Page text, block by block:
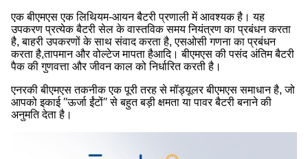
एक बीएमएस एक लिथियम-आयन बैटरी प्रणाली में आवश्यक है। यह
उपकरण प्रत्येक बैटरी सेल के वास्तविक समय नियंत्रण का प्रबंधन करता
है, बाहरी उपकरणों के साथ संवाद करता है, एसओसी गणना का प्रबंधन
करता है,तापमान और वोल्टेज मापता हैआदि। बीएमएस की पसंद अंतिम बैटरी
पैक की गुणवत्ता और जीवन काल को निर्धारित करती है।
एनरकी बीएमएस तकनीक एक पूरी तरह से मॉड्यूलर बीएमएस समाधान है, जो
आपको इकाई ′′ऊर्जा ईंटों′′ से बहुत बड़ी क्षमता या पावर बैटरी बनाने की
अनुमति देता है।